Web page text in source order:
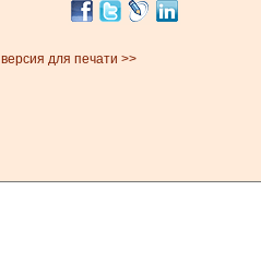
версия для печати >>